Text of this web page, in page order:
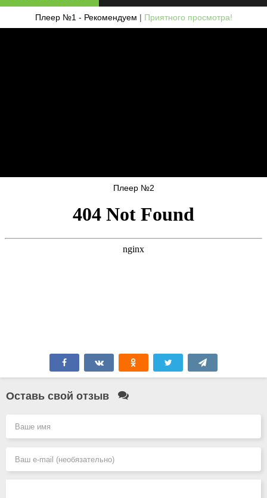
Плеер №1 - Рекомендуем | Приятного просмотра!
Плеер №2
Оставь свой отзыв